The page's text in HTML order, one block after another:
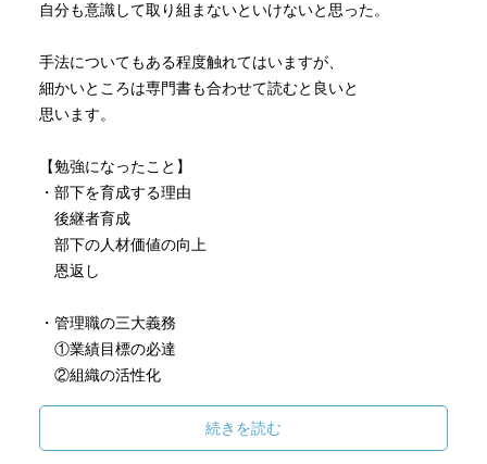
自分も意識して取り組まないといけないと思った。
手法についてもある程度触れてはいますが、
細かいところは専門書も合わせて読むと良いと
思います。
【勉強になったこと】
・部下を育成する理由
後継者育成
部下の人材価値の向上
恩返し
・管理職の三大義務
①業績目標の必達
②組織の活性化
・人の成長を促す要因は以下3つであり、
続きを読む